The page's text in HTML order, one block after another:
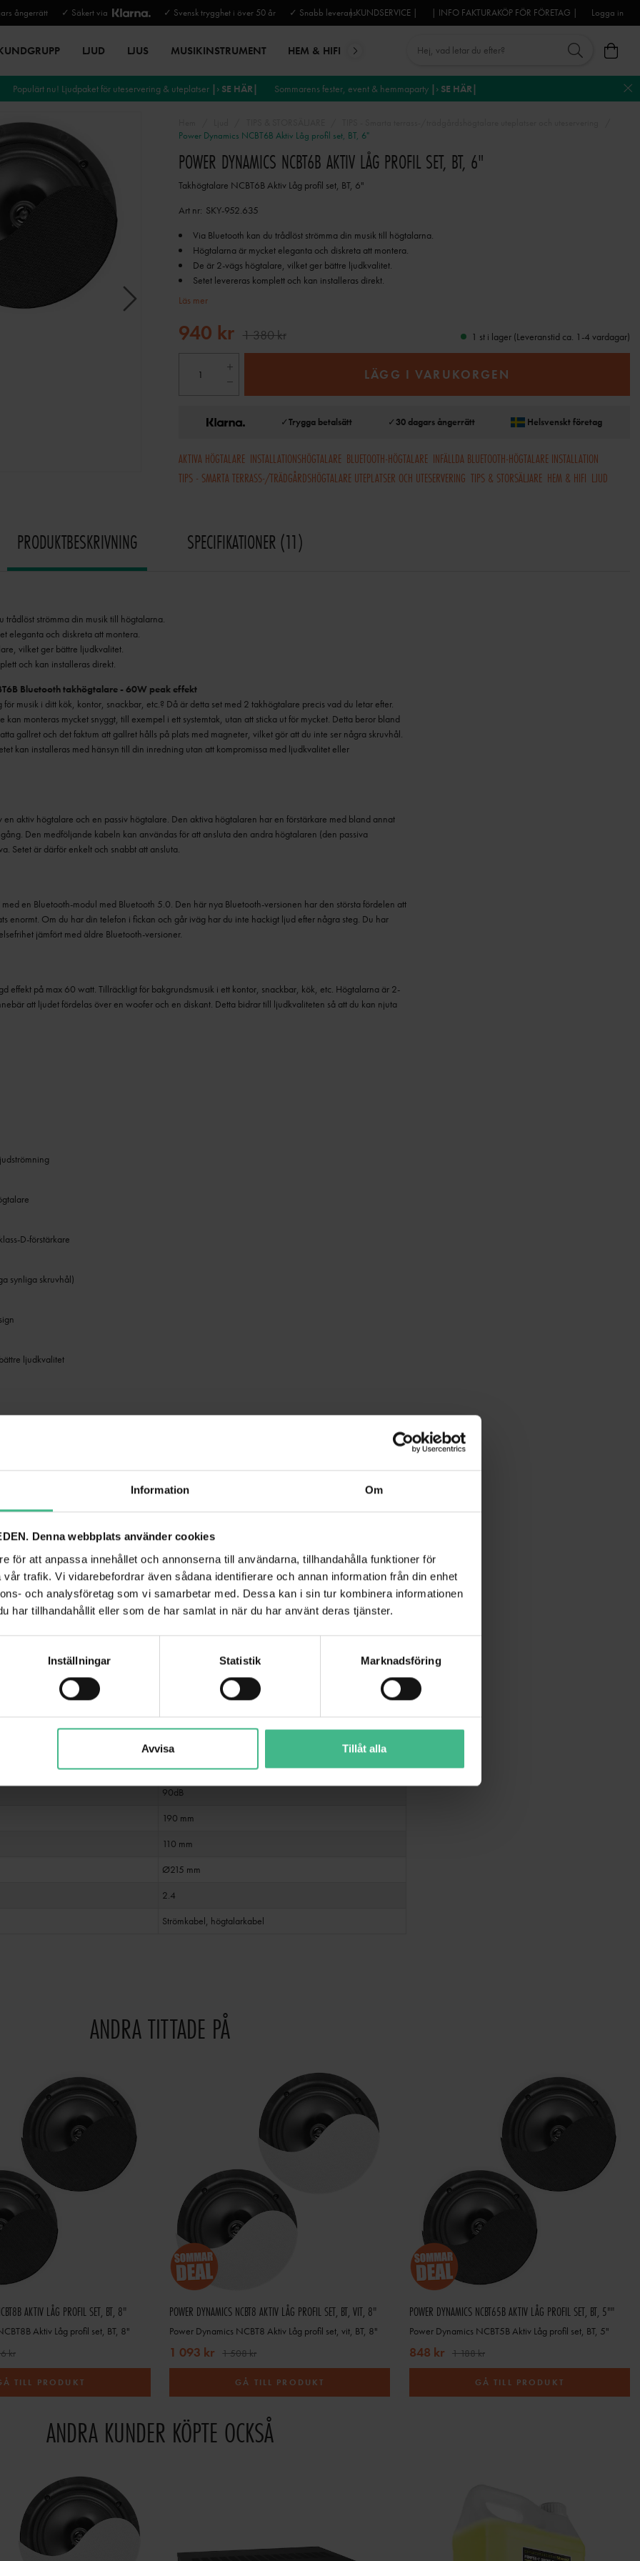
Information Om
Denna webbplats använder cookies
för att anpassa innehållet och annonserna till användarna, tillhandahålla funktioner för
trafik. Vi vidarebefordrar även sådana identifierare och annan information från din enhet
och analysföretag som vi samarbetar med. Dessa kan i sin tur kombinera informationen
har tillhandahållit eller som de har samlat in när du har använt deras tjänster.
Inställningar Statistik Marknadsföring
Avvisa Tillåt alla
ångerrätt ✓ Säkert via ✓ Svensk trygghet i över 50 år ✓ Snabb leverans| KUNDSERVICE | | INFO FAKTURAKÖP FÖR FÖRETAG | Logga in
LJUD LJUS MUSIKINSTRUMENT HEM & HIFI MIKROFONER DJ-UTRUSTNING TROSS
Populärt nu! Ljudpaket för uteservering & uteplatser |› SE HÄR| Sommarens fester, event & hemmaparty |› SE HÄR|
Power Dynamics NCBT6B Aktiv Låg profil set, BT, 6"
POWER DYNAMICS NCBT6B AKTIV LÅG PROFIL SET, BT, 6"
Takhögtalare NCBT6B Aktiv Låg profil set, BT, 6"
Art nr: SKY-952.635
Via Bluetooth kan du trådlöst strömma din musik till högtalarna.
Högtalarna är mycket eleganta och diskreta att montera.
De är 2-vägs högtalare, vilket ger bättre ljudkvalitet.
Setet levereras komplett och kan installeras direkt.
Läs mer
940 kr 1 380 kr 1 st i lager (Leveranstid ca. 1-4 vardagar)
LÄGG I VARUKORGEN
✓Trygga betalsätt ✓30 dagars ångerrätt Helsvenskt företag
AKTIVA HÖGTALARE INSTALLATIONSHÖGTALARE BLUETOOTH-HÖGTALARE INFÄLLDA BLUETOOTH-HÖGTALARE INSTALLATION
TIPS - SMARTA TERRASS-/TRÄDGÅRDSHÖGTALARE UTEPLATSER OCH UTESERVERING TIPS & STORSÄLJARE HEM & HIFI LJUD
PRODUKTBESKRIVNING SPECIFIKATIONER 11
och kan installeras direkt.
Bluetooth takhögtalare - 60W peak effekt
för musik i ditt kök, kontor, snackbar, etc.? Då är detta set med 2 takhögtalare precis vad du letar efter.
kan monteras mycket snyggt, till exempel i ett systemtak, utan att sticka ut för mycket. Detta beror bland
gallret och det faktum att gallret hålls på plats med magneter, vilket gör att du inte ser några skruvhål.
kan installeras med hänsyn till din inredning utan att kompromissa med ljudkvalitet eller
en aktiv högtalare och en passiv högtalare. Den aktiva högtalaren har en förstärkare med bland annat
Den medföljande kabeln kan användas för att ansluta den andra högtalaren (den passiva
Setet är därför enkelt och snabbt att ansluta.
med en Bluetooth-modul med Bluetooth 5.0. Den här nya Bluetooth-versionen har den största fördelen att
enormt. Om du har din telefon i fickan och går iväg har du inte hackigt ljud efter några steg. Du har
jämfört med äldre Bluetooth-versioner.
effekt på max 60 watt. Tillräckligt för bakgrundsmusik i ett kontor, snackbar, kök, etc. Högtalarna är 2-
att ljudet fördelas över en woofer och en diskant. Detta bidrar till ljudkvaliteten så att du kan njuta
D-förstärkare
synliga skruvhål)
ljudkvalitet
och nätdel
Power Dynamics
Aktiv (förstärkt)
60W
Mylar
Ferrit
70 Hz - 20 000 Hz
90dB
190 mm
110 mm
Ø215 mm
2.4
Strömkabel, högtalarkabel
ANDRA TITTADE PÅ
AKTIV LÅG PROFIL SET, BT, 8"
Aktiv Låg profil set, BT, 8"
kr
TILL PRODUKT
POWER DYNAMICS NCBT8 AKTIV LÅG PROFIL SET, BT, VIT, 8"
Power Dynamics NCBT8 Aktiv Låg profil set, vit, BT, 8"
1 093 kr 1 508 kr
GÅ TILL PRODUKT
POWER DYNAMICS NCBT65B AKTIV LÅG PROFIL SET, BT, 5""
Power Dynamics NCBT5B Aktiv Låg profil set, BT, 5"
848 kr 1 188 kr
GÅ TILL PRODUKT
ANDRA KUNDER KÖPTE OCKSÅ